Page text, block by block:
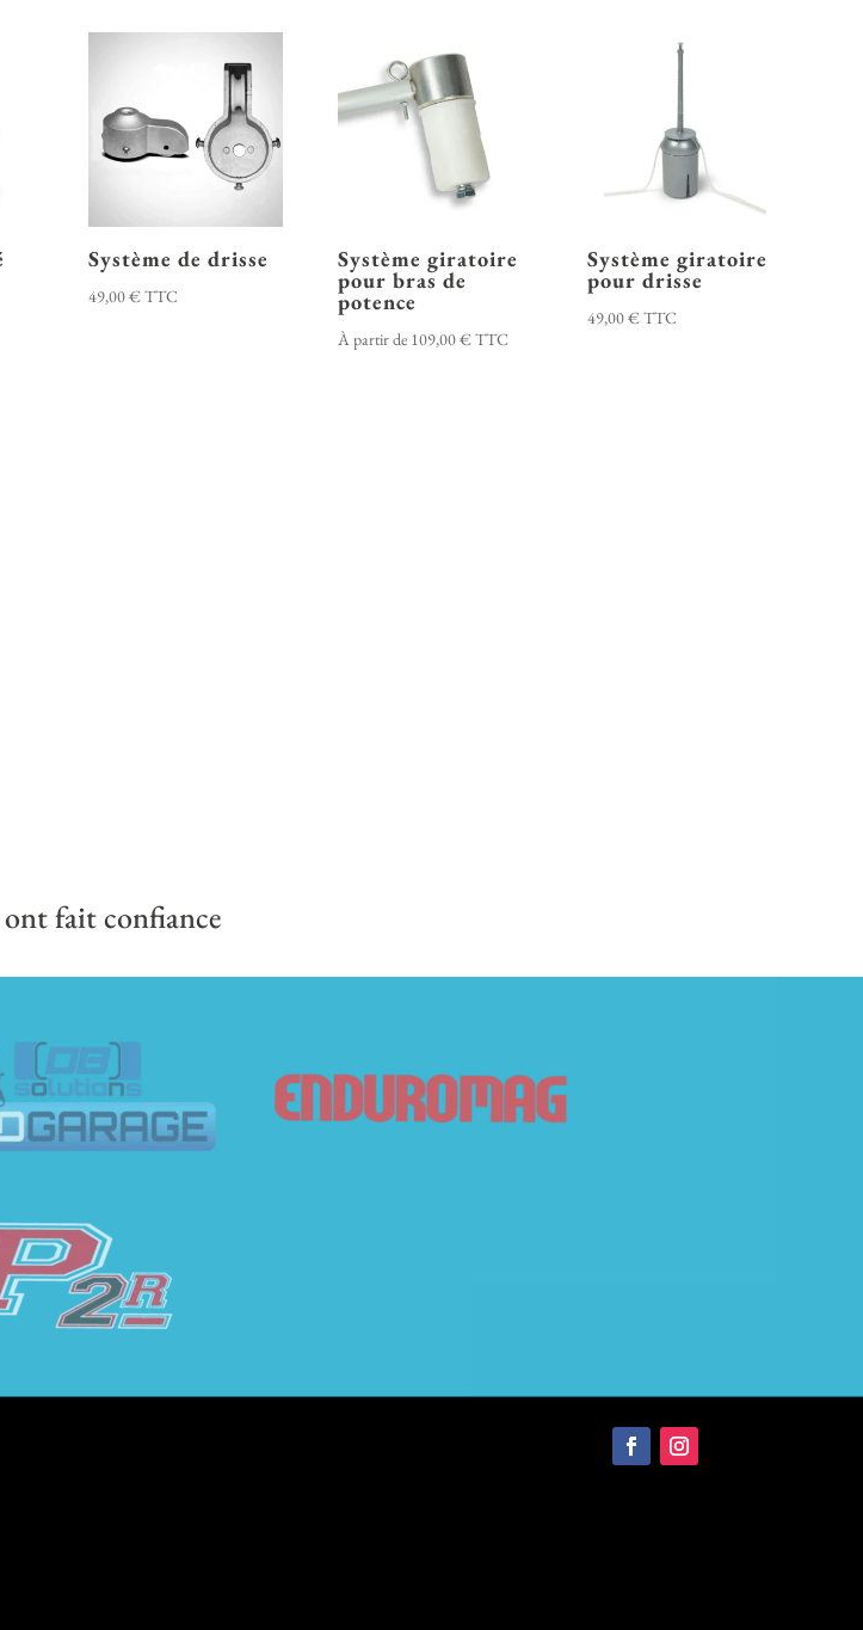
Système de drisse
49,00€TTC
Système giratoire
pour bras de
potence
À partir de 109,00€TTC
Système giratoire
pour drisse
49,00€TTC
fait confiance